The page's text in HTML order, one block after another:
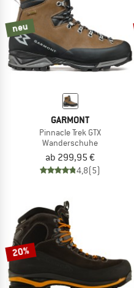
neu
GARMONT
Pinnacle Trek GTX
Wanderschuhe
ab 299,95 €
4,8(5)
20%